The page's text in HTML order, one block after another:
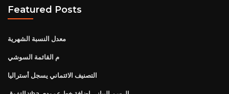
Featured Posts
معدل النسبة الشهرية
م القائمة السوشي
التصنيف الائتماني يسجل أستراليا